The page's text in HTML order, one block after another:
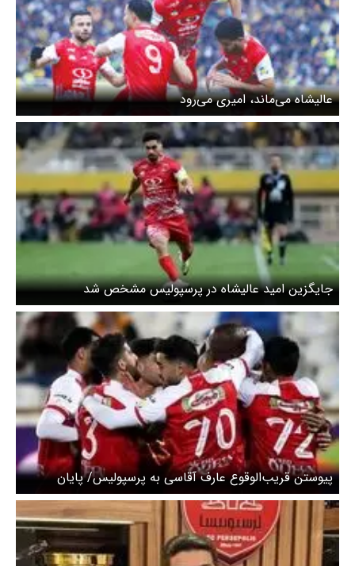
عالیشاه می‌ماند، امیری می‌رود
جایگزین امید عالیشاه در پرسپولیس مشخص شد
پیوستن قریب‌الوقوع عارف آقاسی به پرسپولیس/ پایان
همکاری با تراکتور